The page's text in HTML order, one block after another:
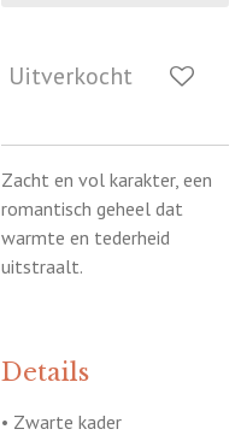
Uitverkocht
Zacht en vol karakter, een
romantisch geheel dat
warmte en tederheid
uitstraalt.
Details
• Zwarte kader